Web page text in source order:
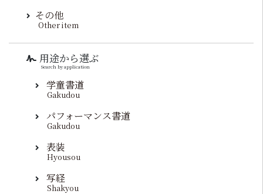
その他
Other item
用途から選ぶ
Search by application
学童書道
Gakudou
パフォーマンス書道
Gakudou
表装
Hyousou
写経
Shakyou